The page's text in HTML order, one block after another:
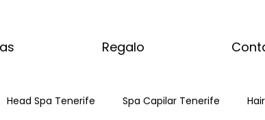
Regalo
Head Spa Tenerife Spa Capilar Tenerife